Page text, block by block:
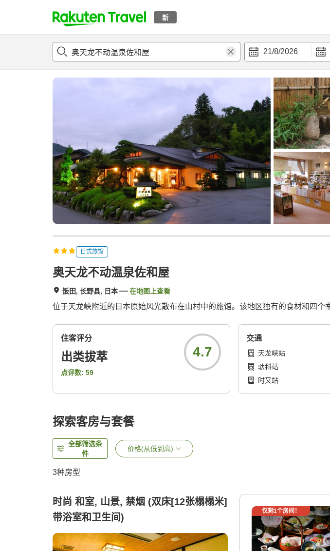
新
t
p
a
a
c
h
21/8/2026
概况 客房及住宿套餐评论设施
日式旅馆
奥天龙不动温泉佐和屋
饭田, 长野县, 日本 在地图上查看
位于天龙峡附近的日本原始风光散布在山村中的旅馆。该地区独有的食材和四个
住客评分
出类拔萃
点评数: 59
4.7
交通
天龙峡站
驮科站
时又站
探索客房与套餐
全部筛选条
件
价格(从低到高)
3种房型
时尚 和室, 山景, 禁烟 (双床[12张榻榻米]
带浴室和卫生间)
仅剩1个房间！